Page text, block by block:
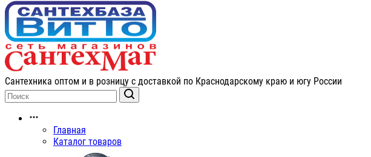
Сантехника оптом и в розницу с доставкой по Краснодарскому краю и югу России
Главная
Каталог товаров